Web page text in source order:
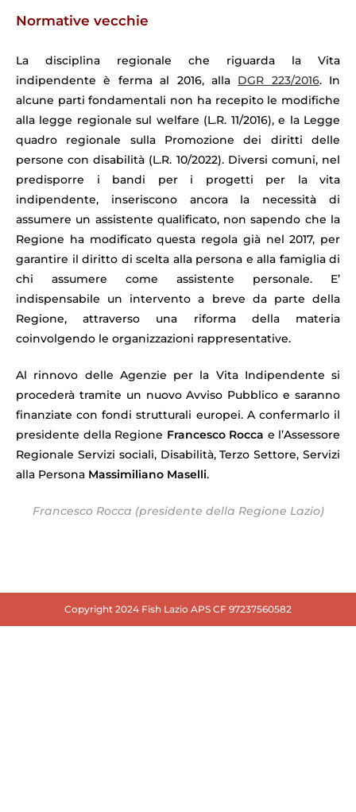
Normative vecchie
La disciplina regionale che riguarda la Vita
indipendente è ferma al 2016, alla DGR 223/2016. In
alcune parti fondamentali non ha recepito le modifiche
alla legge regionale sul welfare (L.R. 11/2016), e la Legge
quadro regionale sulla Promozione dei diritti delle
persone con disabilità (L.R. 10/2022). Diversi comuni, nel
predisporre i bandi per i progetti per la vita
indipendente, inseriscono ancora la necessità di
assumere un assistente qualificato, non sapendo che la
Regione ha modificato questa regola già nel 2017, per
garantire il diritto di scelta alla persona e alla famiglia di
chi assumere come assistente personale. E’
indispensabile un intervento a breve da parte della
Regione, attraverso una riforma della materia
coinvolgendo le organizzazioni rappresentative.
Al rinnovo delle Agenzie per la Vita Indipendente si
procederà tramite un nuovo Avviso Pubblico e saranno
finanziate con fondi strutturali europei. A confermarlo il
presidente della Regione Francesco Rocca e l’Assessore
Regionale Servizi sociali, Disabilità, Terzo Settore, Servizi
alla Persona Massimiliano Maselli.
Francesco Rocca (presidente della Regione Lazio)
Copyright 2024 Fish Lazio APS CF 97237560582